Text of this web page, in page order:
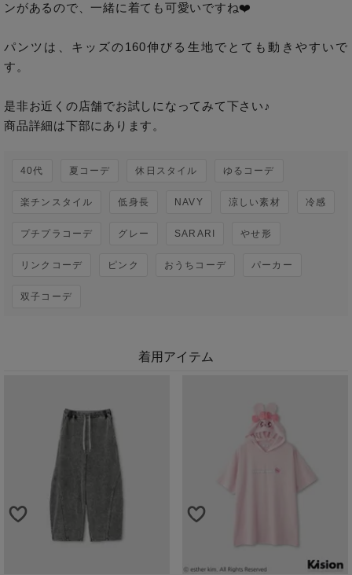
ンがあるので、一緒に着ても可愛いですね❤️
パンツは、キッズの160伸びる生地でとても動きやすいで
す。
是非お近くの店舗でお試しになってみて下さい♪
商品詳細は下部にあります。
40代 夏コーデ 休日スタイル ゆるコーデ
楽チンスタイル 低身長 NAVY 涼しい素材 冷感
プチプラコーデ グレー SARARI やせ形
リンクコーデ ピンク おうちコーデ パーカー
双子コーデ
着用アイテム